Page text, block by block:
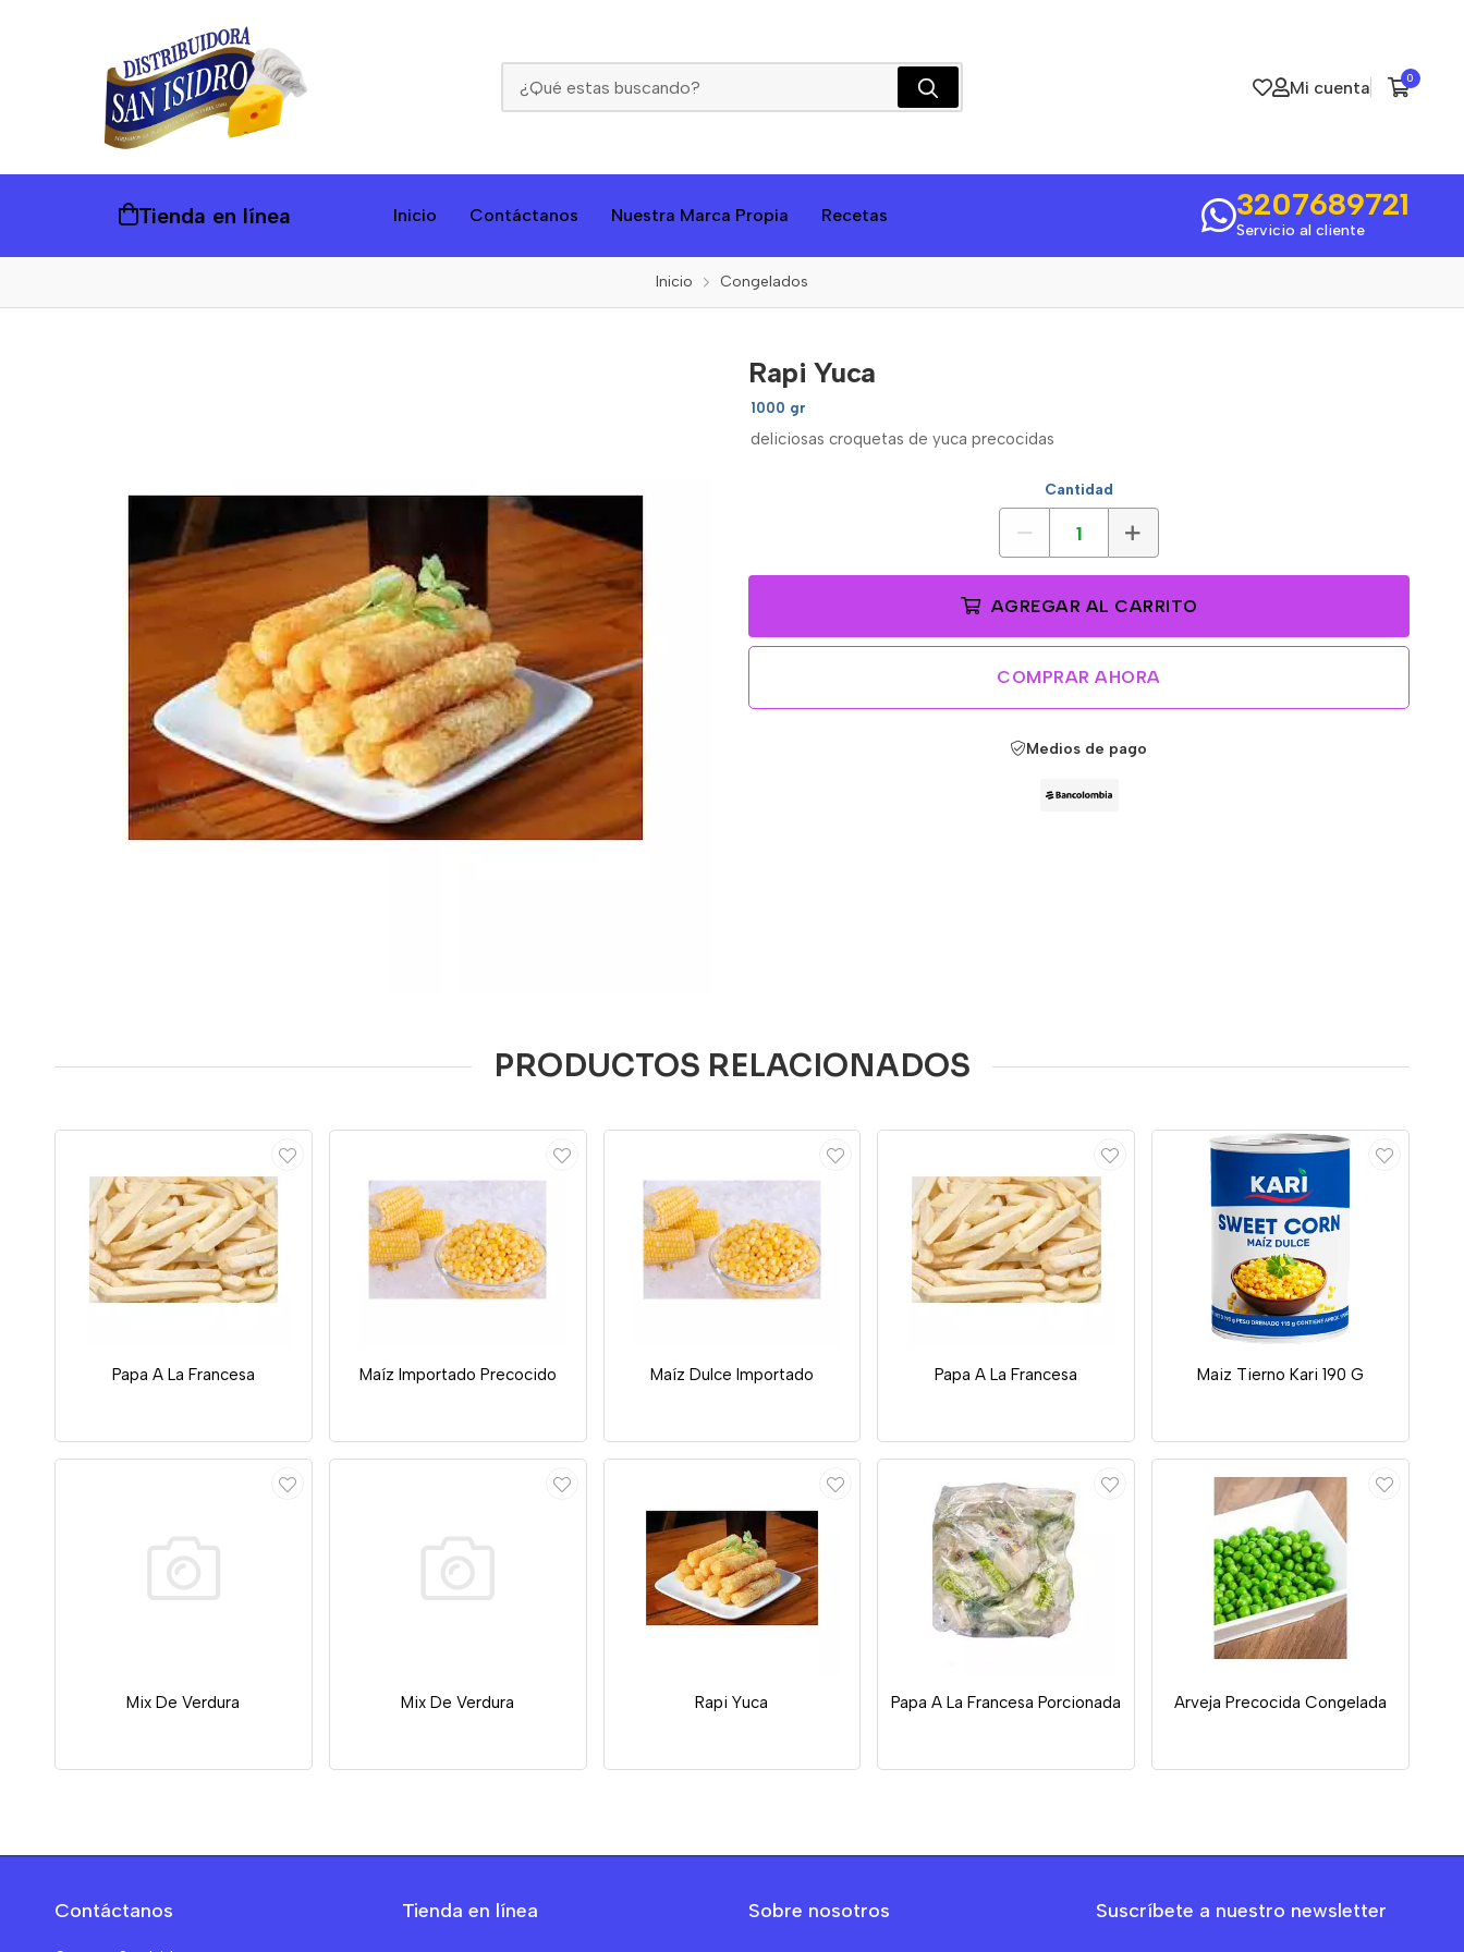
Mi cuenta 0
Tienda en línea Inicio Contáctanos Nuestra Marca Propia Recetas 3207689721
Servicio al cliente
Inicio Congelados
Rapi Yuca
1000 gr
deliciosas croquetas de yuca precocidas
Cantidad
AGREGAR AL CARRITO
COMPRAR AHORA
Medios de pago
PRODUCTOS RELACIONADOS
Papa A La Francesa Maíz Importado Precocido Maíz Dulce Importado Papa A La Francesa Maiz Tierno Kari 190 G
Mix De Verdura Mix De Verdura Rapi Yuca Papa A La Francesa Porcionada Arveja Precocida Congelada
Contáctanos Tienda en línea Sobre nosotros Suscríbete a nuestro newsletter